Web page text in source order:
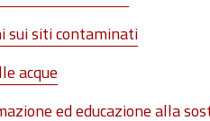
sui siti contaminati
acque
ed educazione alla